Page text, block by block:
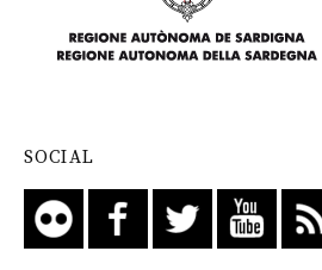
SOCIAL